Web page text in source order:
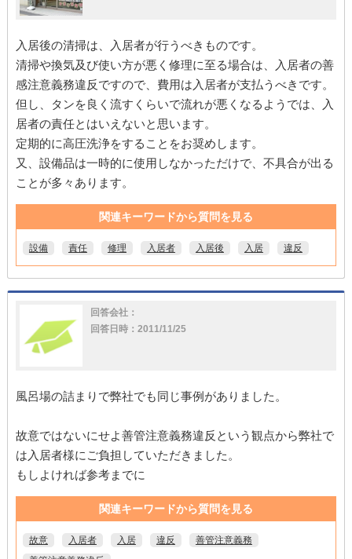
入居後の清掃は、入居者が行うべきものです。
清掃や換気及び使い方が悪く修理に至る場合は、入居者の善
感注意義務違反ですので、費用は入居者が支払うべきです。
但し、タンを良く流すくらいで流れが悪くなるようでは、入
居者の責任とはいえないと思います。
定期的に高圧洗浄をすることをお奨めします。
又、設備品は一時的に使用しなかっただけで、不具合が出る
ことが多々あります。
関連キーワードから質問を見る
設備 責任 修理 入居者 入居後 入居 違反
回答会社：
回答日時：2011/11/25
風呂場の詰まりで弊社でも同じ事例がありました。
故意ではないにせよ善管注意義務違反という観点から弊社で
は入居者様にご負担していただきました。
もしよければ参考までに
関連キーワードから質問を見る
故意 入居者 入居 違反
善管注意義務